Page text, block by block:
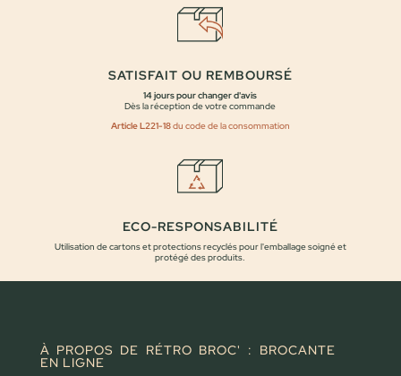
SATISFAIT OU REMBOURSÉ
14 jours pour changer d'avis
Dès la réception de votre commande
Article L221-18du code de la consommation
ECO-RESPONSABILITÉ
Utilisation de cartons et protections recyclés pour l'emballage soigné et
protégé des produits.
À PROPOS DE RÉTRO BROC' : BROCANTE
EN LIGNE